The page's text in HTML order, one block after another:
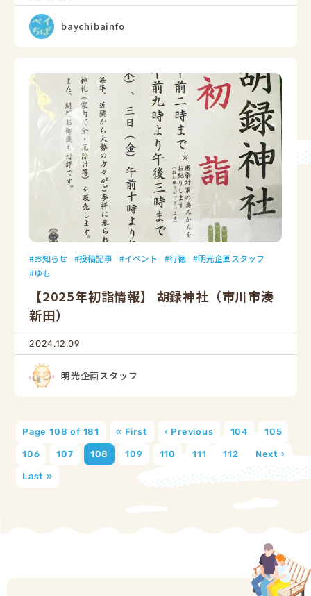
baychibainfo
お知らせ 投稿記事 イベント 行徳
明光企画スタッフ
ゆも
【2025年初詣情報】 胡録神社（市川市湊
新田）
2024.12.09
明光企画スタッフ
Page 108 of 181 « First ‹ Previous 104 105
106 107 108 109 110 111 112 Next ›
Last »